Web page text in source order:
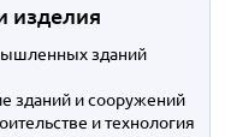
изделия
зданий
зданий и сооружений
и технология